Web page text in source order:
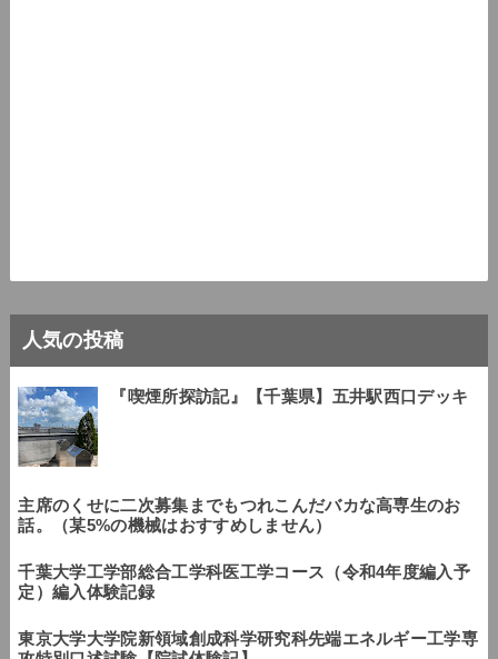
人気の投稿
『喫煙所探訪記』【千葉県】五井駅西口デッキ
主席のくせに二次募集までもつれこんだバカな高専生のお
話。（某5%の機械はおすすめしません）
千葉大学工学部総合工学科医工学コース（令和4年度編入予
定）編入体験記録
東京大学大学院新領域創成科学研究科先端エネルギー工学専